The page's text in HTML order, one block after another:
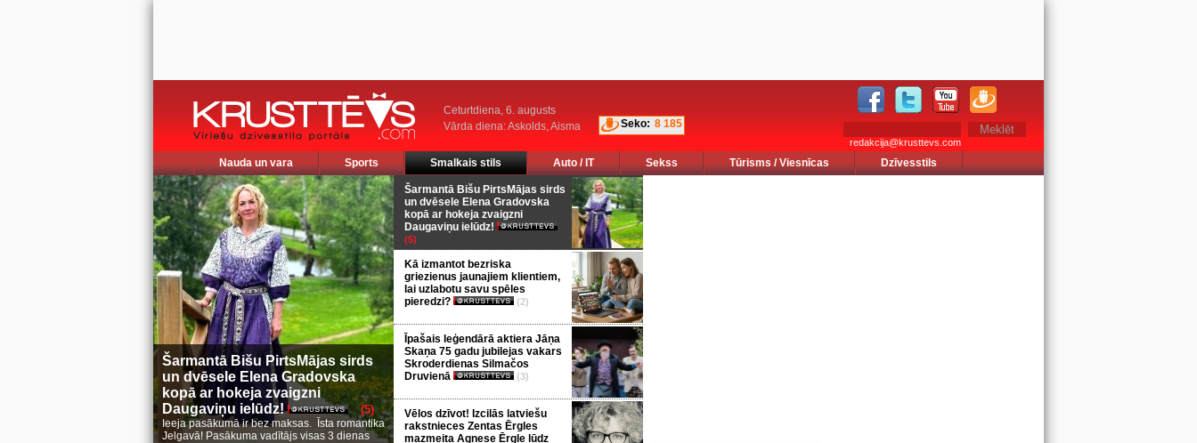
Ceturtdiena, 6. augusts
Vārda diena: Askolds, Aisma
Seko: 8 185
redakcija@krusttevs.com
Nauda un vara Sports Smalkais stils Auto / IT Sekss Tūrisms / Viesnīcas Dzīvesstils
Šarmantā Bišu PirtsMājas sirds
un dvēsele Elena Gradovska
kopā ar hokeja zvaigzni
Daugaviņu ielūdz!
(5)
Ieeja pasākumā ir bez maksas. Īsta romantika
Jelgavā! Pasākuma vadītājs visas 3 dienas
Šarmantā Bišu PirtsMājas sirds
un dvēsele Elena Gradovska
kopā ar hokeja zvaigzni
Daugaviņu ielūdz!
(5)
Kā izmantot bezriska
griezienus jaunajiem klientiem,
lai uzlabotu savu spēles
pieredzi?
(2)
Īpašais leģendārā aktiera Jāņa
Skaņa 75 gadu jubilejas vakars
Skroderdienas Silmačos
Druvienā
(3)
Vēlos dzīvot! Izcilās latviešu
rakstnieces Zentas Ērgles
mazmeita Agnese Ērgle lūdz